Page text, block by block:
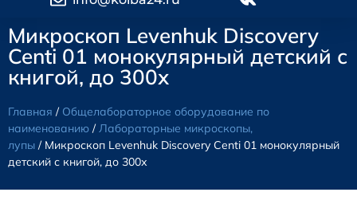
Микроскоп Levenhuk Discovery
Centi 01 монокулярный детский с
книгой, до 300х
Главная / Общелабораторное оборудование по
наименованию /Лабораторные микроскопы,
лупы / Микроскоп Levenhuk Discovery Centi 01 монокулярный
детский с книгой, до 300х